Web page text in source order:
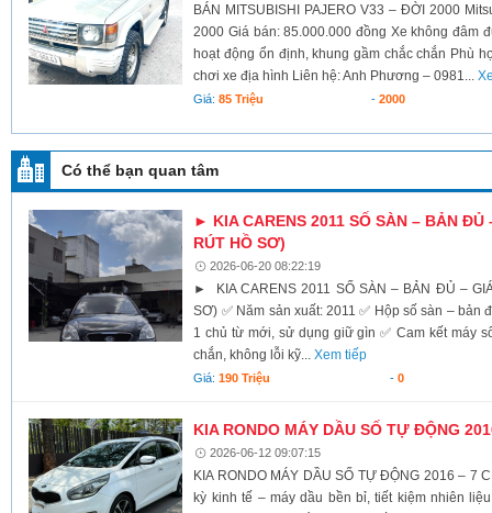
BÁN MITSUBISHI PAJERO V33 – ĐỜI 2000
2000 Giá bán: 85.000.000 đồng Xe không đâm
hoạt động ổn định, khung gầm chắc chắn Phù
chơi xe địa hình Liên hệ: Anh Phương – 0981...
Giá:85 Triệu -2000
Có thể bạn quan tâm
► KIA CARENS 2011 SỐ SÀN – BẢN ĐỦ
RÚT HỒ SƠ)
2026-06-20 08:22:19
► KIA CARENS 2011 SỐ SÀN – BẢN ĐỦ –
SƠ) ✅ Năm sản xuất: 2011 ✅ Hộp số sàn – bản
1 chủ từ mới, sử dụng giữ gìn ✅ Cam kết máy
chắn, không lỗi kỹ...Xem tiếp
Giá:190 Triệu - 0
KIA RONDO MÁY DẦU SỐ TỰ ĐỘNG
2026-06-12 09:07:15
KIA RONDO MÁY DẦU SỐ TỰ ĐỘNG 2016 – 7
kỳ kinh tế – máy dầu bền bỉ, tiết kiệm nhiên